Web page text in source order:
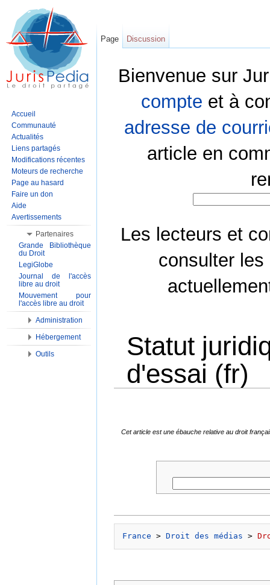
Bienvenue sur
compte et à
adresse de
article en
Les lecteurs et
consulter les
Statut
d'essai (fr)
Cet article est une ébauche relative au droit
France > Droit des médias >
Page Discussion
Accueil
Communauté
Actualités
Liens partagés
Modifications récentes
Moteurs de recherche
Page au hasard
Faire un don
Aide
Avertissements
Partenaires
Grande Bibliothèque
du Droit
LegiGlobe
Journal de l'accès
libre au droit
Mouvement pour
l'accès libre au droit
Administration
Hébergement
Outils